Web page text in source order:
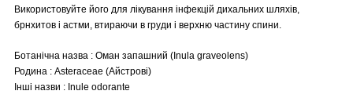
Використовуйте його для лікування інфекцій дихальних шляхів,
брнхитов і астми, втираючи в груди і верхню частину спини.
Ботанічна назва : Оман запашний (Inula graveolens)
Родина : Asteraceae (Айстрові)
Інші назви : Inule odorante